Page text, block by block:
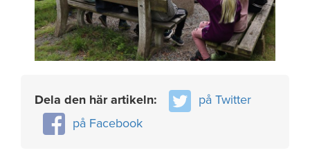
Dela den här artikeln:
på Twitter
på Facebook